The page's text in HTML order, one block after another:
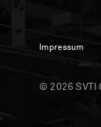
Impressum
© 2026 SVTI